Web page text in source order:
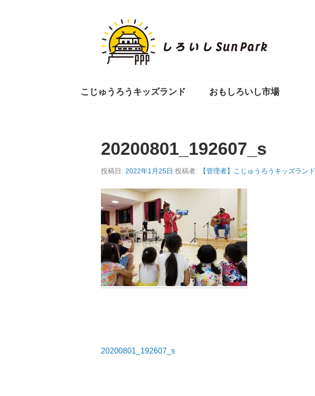
し
N
こじゅうろうキッズランド おもしろいし市場
20200801_192607_s
投稿日: 2022年1月25日 投稿者: 【管理者】こじゅうろうキッズランド
投
20200801_192607_s